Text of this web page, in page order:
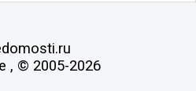
, © 2005-2026